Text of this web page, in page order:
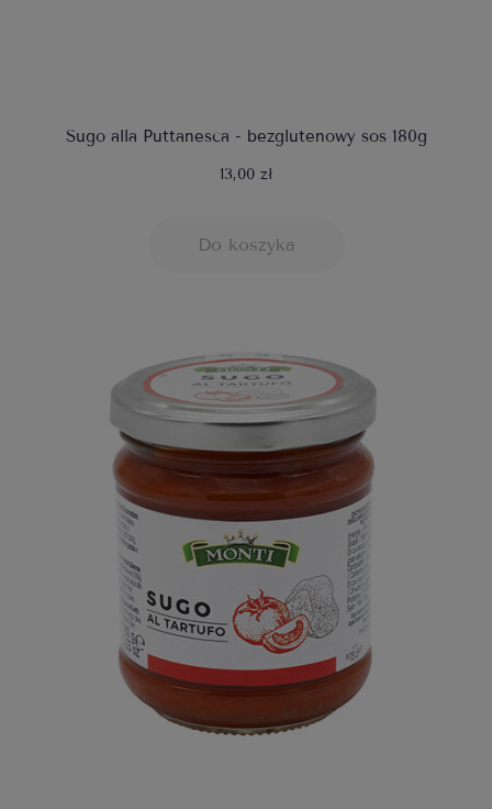
Sugo alla Puttanesca - bezglutenowy sos 180g
13,00 zł
Do koszyka